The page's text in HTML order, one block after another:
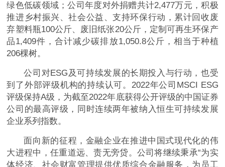
绿色低碳领域；公司年度对外捐赠共计2,477万元，积极
推进乡村振兴、社会公益、支持环保行动，累计回收废
弃塑料瓶100公斤、废旧纸张20公斤，定制可再生环保产
品1,409件，合计减少碳排放1,050.8公斤，相当于种植
206棵树。
公司对ESG及可持续发展的长期投入与行动，也受
到了外部评级机构的持续认可。2022年公司MSCI ESG
评级保持A级，为截至2022年底获得公开评级的中国证券
公司的最高评级，同时连续两年被纳入恒生可持续发展
企业系列指数。
面向新的征程，金融企业在推进中国式现代化的伟
大进程中，任重道远、责无旁贷。公司将继续秉承“为实
体经济、社会财富管理提供优质综合金融服务，为员工